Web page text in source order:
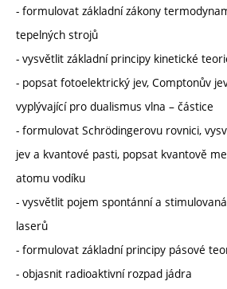
- formulovat základní zákony
tepelných strojů
- vysvětlit základní principy kinetické
- popsat fotoelektrický jev, Comptonův
vyplývající pro dualismus vlna – částice
- formulovat Schrödingerovu rovnici,
jev a kvantové pasti, popsat kvantově
atomu vodíku
- vysvětlit pojem spontánní a
laserů
- formulovat základní principy pásové
- objasnit radioaktivní rozpad jádra